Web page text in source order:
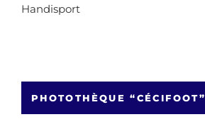
Handisport
PHOTOTHÈQUE “CÉCIFOOT”